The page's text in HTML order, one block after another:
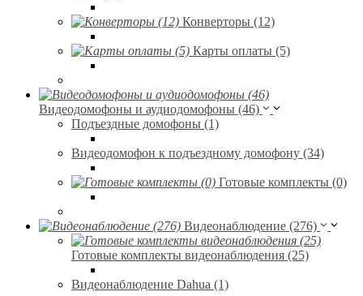
Конверторы (12)
Карты оплаты (5)
Видеодомофоны и аудиодомофоны (46)
Подъездные домофоны (1)
Видеодомофон к подъездному домофону (34)
Готовые комплекты (0)
Видеонаблюдение (276)
Готовые комплекты видеонаблюдения (25)
Видеонаблюдение Dahua (1)